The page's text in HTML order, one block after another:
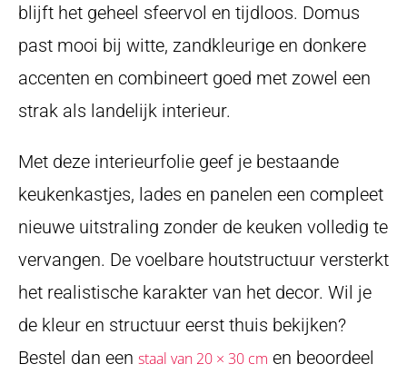
blijft het geheel sfeervol en tijdloos. Domus
past mooi bij witte, zandkleurige en donkere
accenten en combineert goed met zowel een
strak als landelijk interieur.
Met deze interieurfolie geef je bestaande
keukenkastjes, lades en panelen een compleet
nieuwe uitstraling zonder de keuken volledig te
vervangen. De voelbare houtstructuur versterkt
het realistische karakter van het decor. Wil je
de kleur en structuur eerst thuis bekijken?
Bestel dan een staal van 20 × 30 cm en beoordeel